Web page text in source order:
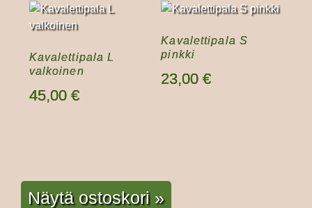
Kavalettipala L
valkoinen
45,00 €
Kavalettipala S
pinkki
23,00€
Näytä ostoskori »